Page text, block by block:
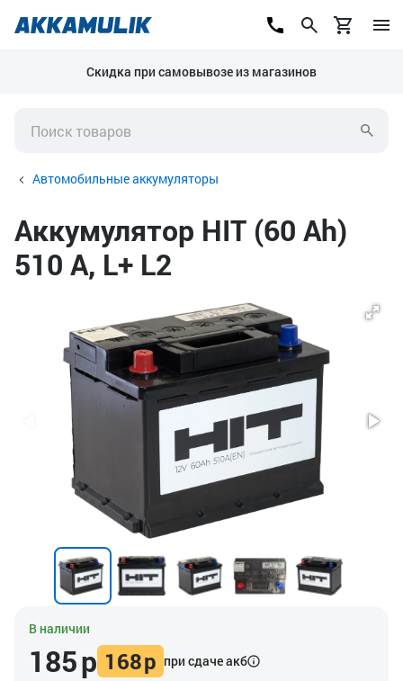
Скидка при самовывозе из магазинов
Автомобильные аккумуляторы
Аккумулятор HIT (60 Ah)
510 А, L+ L2
В наличии
185р 168р при сдаче акб